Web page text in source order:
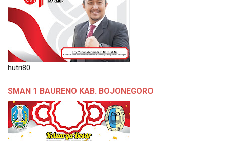
hutri80
SMAN 1 BAURENO KAB. BOJONEGORO